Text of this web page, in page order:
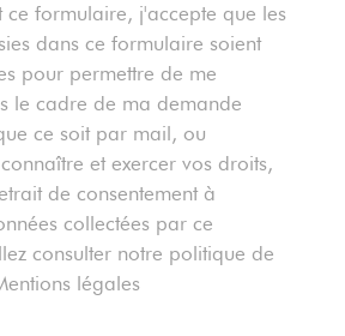
ce formulaire, j'accepte que les
dans ce formulaire soient
pour permettre de me
le cadre de ma demande
ce soit par mail, ou
et exercer vos droits,
de consentement à
collectées par ce
consulter notre politique de
légales